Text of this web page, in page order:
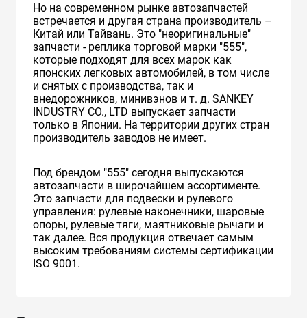
Но на современном рынке автозапчастей
встречается и другая страна производитель –
Китай или Тайвань. Это "неоригинальные"
запчасти - реплика торговой марки "555",
которые подходят для всех марок как
японских легковых автомобилей, в том числе
и снятых с производства, так и
внедорожников, минивэнов и т. д. SANKEY
INDUSTRY CO., LTD выпускает запчасти
только в Японии. На территории других стран
производитель заводов не имеет.
Под брендом "555" сегодня выпускаются
автозапчасти в широчайшем ассортименте.
Это запчасти для подвески и рулевого
управления: рулевые наконечники, шаровые
опоры, рулевые тяги, маятниковые рычаги и
так далее. Вся продукция отвечает самым
высоким требованиям системы сертификации
ISO 9001.